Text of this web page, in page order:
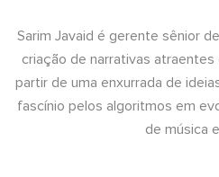
Sarim Javaid é gerente sênior
criação de narrativas
partir de uma enxurrada de
fascínio pelos algoritmos em
de música